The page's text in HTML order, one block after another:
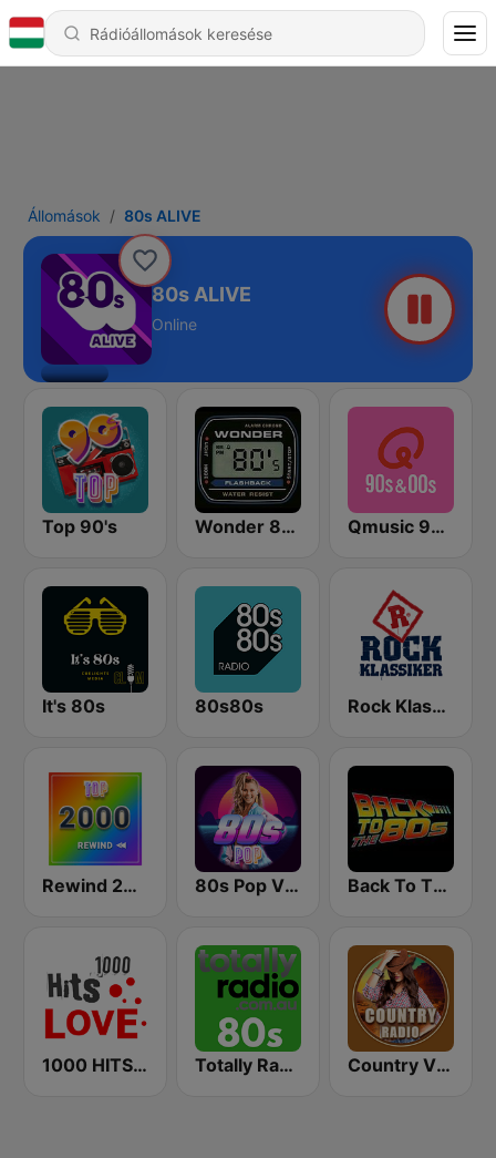
Állomások 80s ALIVE
80s ALIVE
Online
Top 90's Wonder 80's Qmusic 90's & 00's
It's 80s 80s80s Rock Klassiker
Rewind 2000's 80s Pop Vibes Back To The 80's Radio
1000 HITS Love Totally Radio 80s Country Vibes